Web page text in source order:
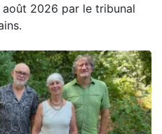
2026 par le tribunal